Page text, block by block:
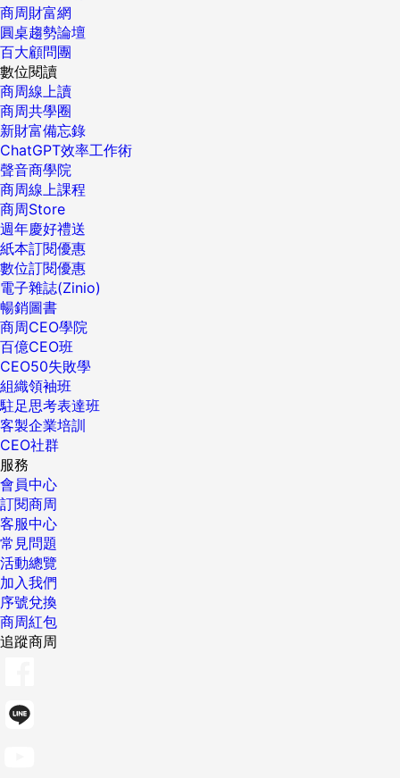
商周財富網
圓桌趨勢論壇
百大顧問團
數位閱讀
商周線上讀
商周共學圈
新財富備忘錄
ChatGPT效率工作術
聲音商學院
商周線上課程
商周Store
週年慶好禮送
紙本訂閱優惠
數位訂閱優惠
電子雜誌(Zinio)
暢銷圖書
商周CEO學院
百億CEO班
CEO50失敗學
組織領袖班
駐足思考表達班
客製企業培訓
CEO社群
服務
會員中心
訂閱商周
客服中心
常見問題
活動總覽
加入我們
序號兌換
商周紅包
追蹤商周